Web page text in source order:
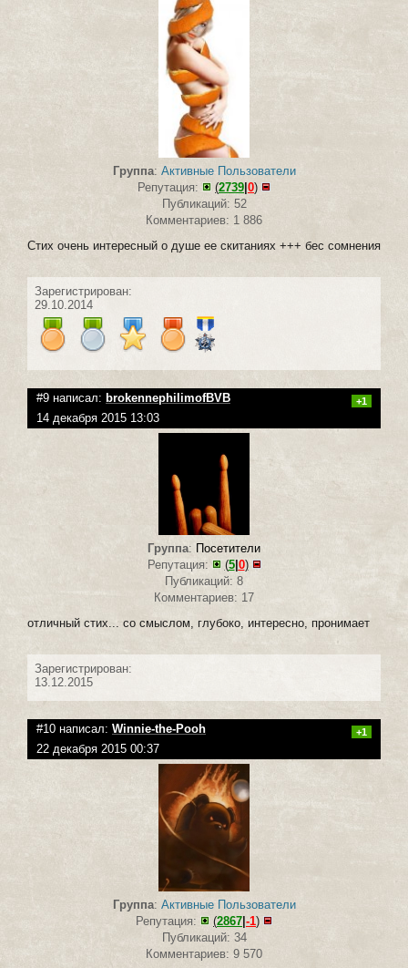
Группа: Активные Пользователи
Репутация:
(2739 0)
Публикаций: 52
Комментариев: 1 886
Стих очень интересный о душе ее скитаниях +++ бес сомнения
Зарегистрирован:
29.10.2014
#9 написал: brokennephilimofBVB +1
14 декабря 2015 13:03
Группа: Посетители
Репутация:
(5| 0)
Публикаций: 8
Комментариев: 17
отличный стих... со смыслом, глубоко, интересно, пронимает
Зарегистрирован:
13.12.2015
#10 написал: Winnie-the-Pooh +1
22 декабря 2015 00:37
Группа: Активные Пользователи
Репутация:
(2867 -1)
Публикаций: 34
Комментариев: 9 570